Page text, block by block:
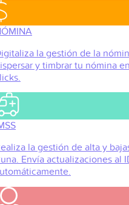
la gestión de la
y timbrar tu nómina
la gestión de alta y
Envía actualizaciones al